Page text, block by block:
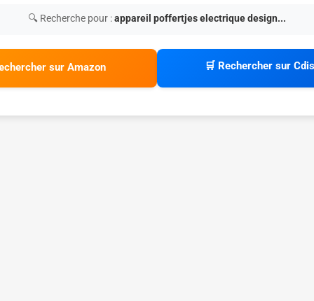
🔍 Recherche pour :appareil poffertjes electrique design...
sur Amazon 🛒 Rechercher sur